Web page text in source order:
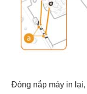
Đóng nắp máy in